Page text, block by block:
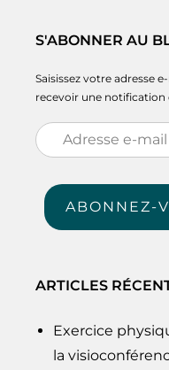
S'ABONNER AU
Saisissez votre adresse
recevoir une notification
Adresse
e-
mail
ABONNEZ-
ARTICLES
Exercice
la